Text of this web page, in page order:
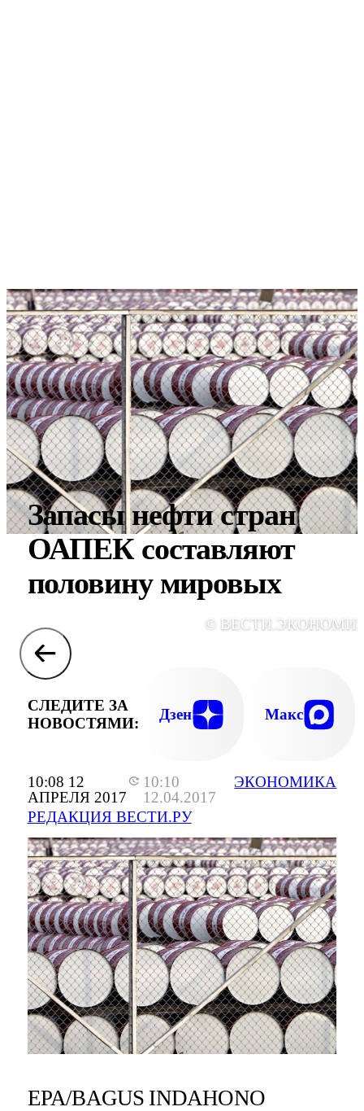
10:08 12
АПРЕЛЯ 2017
10:10
12.04.2017
РЕДАКЦИЯ ВЕСТИ.РУ
ЭКОНОМИКА
Запасы нефти стран
ОАПЕК составляют
половину мировых
©
СЛЕДИТЕ ЗА
НОВОСТЯМИ:
Дзен Макс
EPA/BAGUS INDAHONO